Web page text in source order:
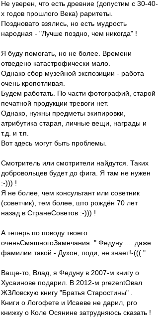
Не уверен, что есть древние (допустим с 30-40-
х годов прошлого Века) раритеты.
Поздновато взялись, но есть мудрость
народная - "Лучше поздно, чем никогда" !
Я буду помогать, но не более. Времени
отведено катастрофически мало.
Однако сбор музейной экспозиции - работа
очень кропотливая.
Будем работать. По части фотографий, старой
печатной продукции тревоги нет.
Однако, нужны предметы экипировки,
атрибутика старая, личные вещи, награды и
т.д. и т.п.
Вот здесь могут быть проблемы.
Смотритель или смотрители найдутся. Таких
добровольцев будет до фига. Я там не нужен
:-))) !
Я не более, чем консультант или советник
(советчик), тем более, што рождён 70 лет
назад в СтранеСоветов :-))) !
А теперь по поводу твоего
оченьСмяшногоЗамечания: " Федуну .... даже
фамилии такой - Духон, поди, не знает!-((( "
Ваще-то, Влад, я Федуну в 2007-м книгу о
Хусаинове подарил. В 2012-м prezentОвал
ЖЗЛовскую книгу "Братья Старостины" .
Книги о Логофете и Исаеве не дарил, pro
книжку о Коле Осянине затрудняюсь сказать !